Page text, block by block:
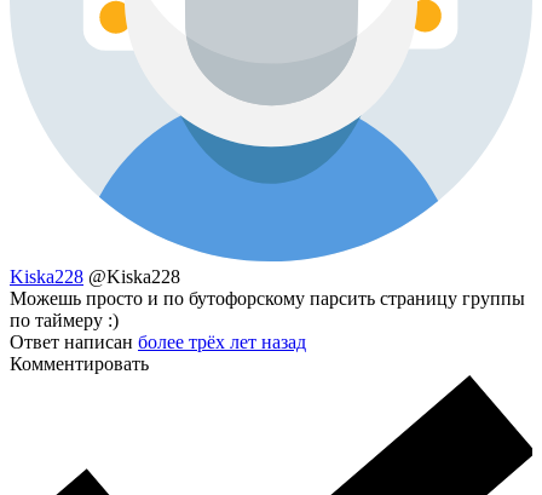
Kiska228 @Kiska228
Можешь просто и по бутофорскому парсить страницу группы
по таймеру :)
Ответ написан более трёх лет назад
Комментировать